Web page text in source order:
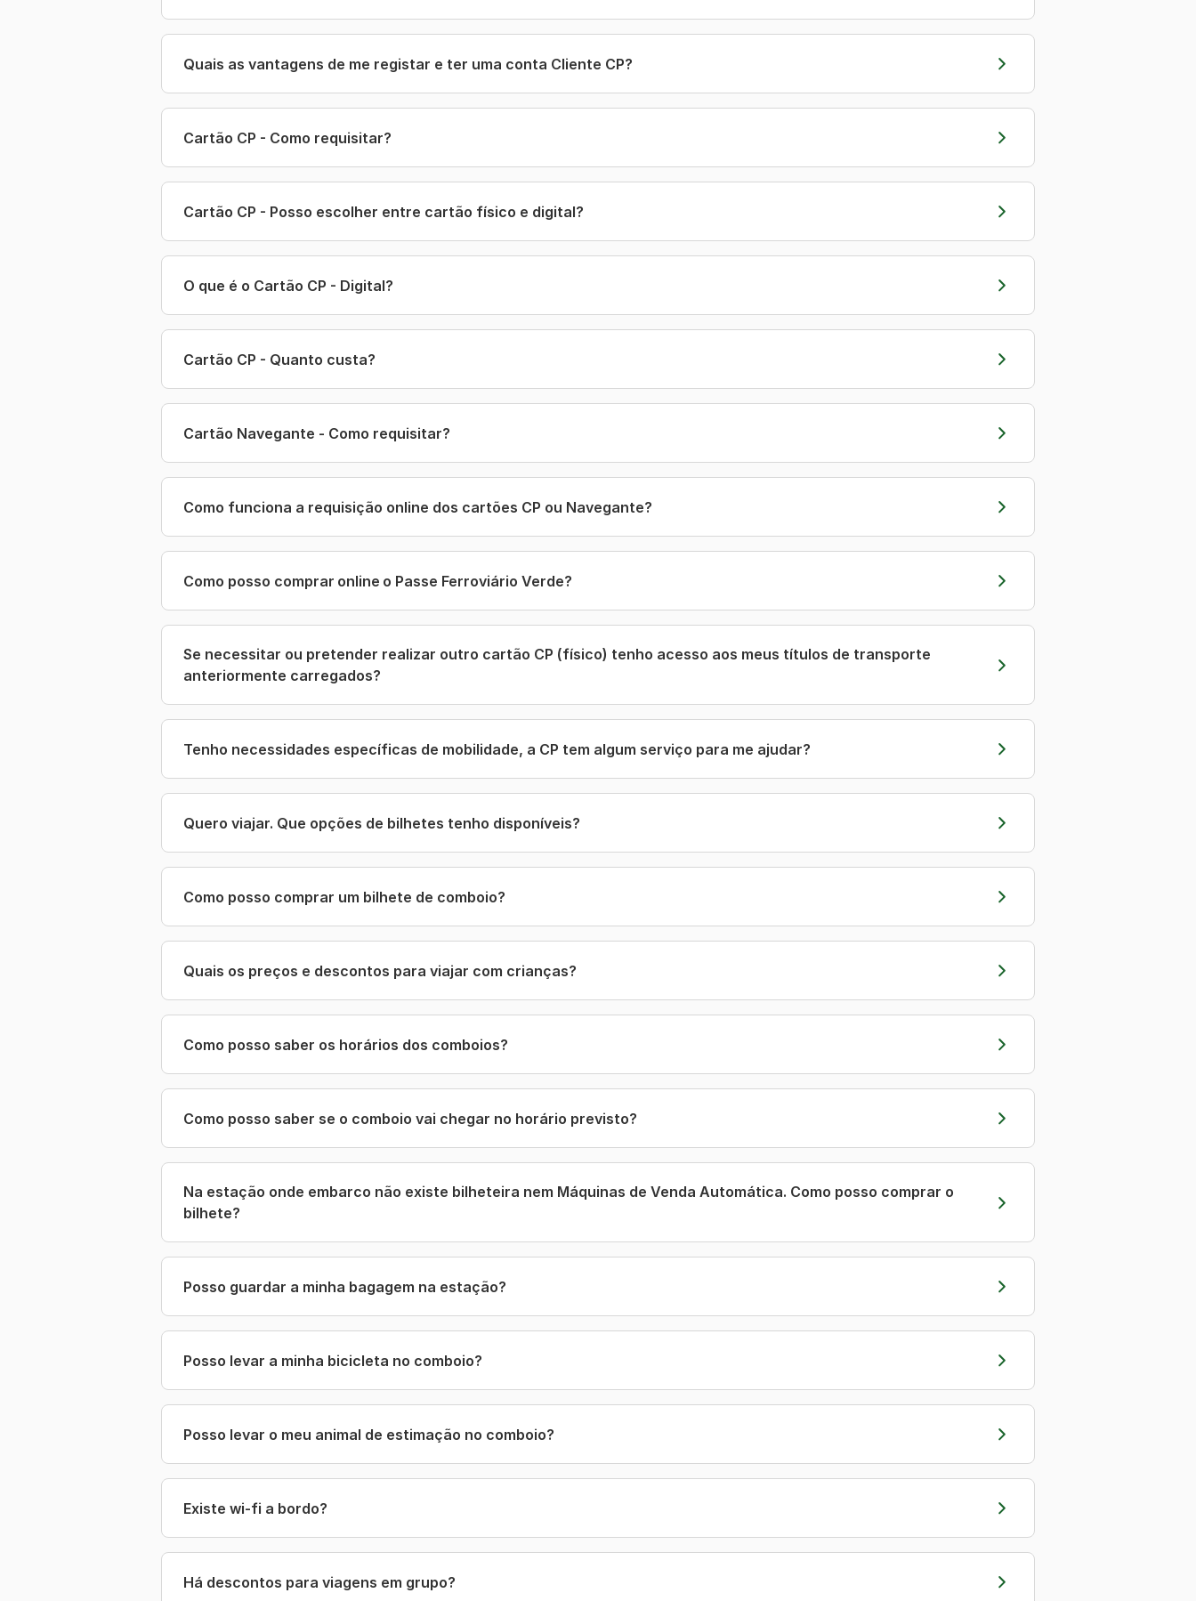
Quais as vantagens de me registar e ter uma conta Cliente CP?
Cartão CP - Como requisitar?
Cartão CP - Posso escolher entre cartão físico e digital?
O que é o Cartão CP - Digital?
Cartão CP - Quanto custa?
Cartão Navegante - Como requisitar?
Como funciona a requisição online dos cartões CP ou Navegante?
Como posso comprar online o Passe Ferroviário Verde?
Se necessitar ou pretender realizar outro cartão CP (físico) tenho acesso aos meus títulos de transporte
anteriormente carregados?
Tenho necessidades específicas de mobilidade, a CP tem algum serviço para me ajudar?
Quero viajar. Que opções de bilhetes tenho disponíveis?
Como posso comprar um bilhete de comboio?
Quais os preços e descontos para viajar com crianças?
Como posso saber os horários dos comboios?
Como posso saber se o comboio vai chegar no horário previsto?
Na estação onde embarco não existe bilheteira nem Máquinas de Venda Automática. Como posso comprar o
bilhete?
Posso guardar a minha bagagem na estação?
Posso levar a minha bicicleta no comboio?
Posso levar o meu animal de estimação no comboio?
Existe wi-fi a bordo?
Há descontos para viagens em grupo?